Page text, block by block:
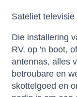
Sateliet televisie
Die installering
RV, op 'n boot,
antennas, alles
betroubare en
skottelgoed en